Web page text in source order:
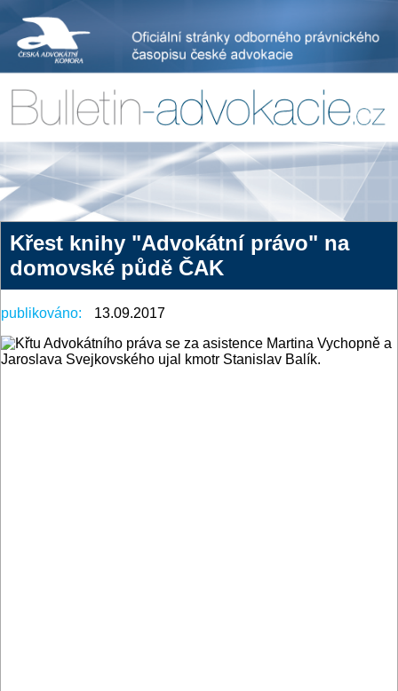
Křest knihy "Advokátní právo" na
domovské půdě ČAK
publikováno: 13.09.2017